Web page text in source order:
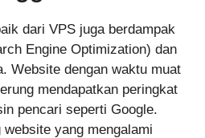
dari VPS juga berdampak
Engine Optimization) dan
Website dengan waktu muat
mendapatkan peringkat
pencari seperti Google.
yang mengalami